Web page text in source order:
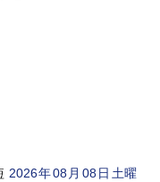
2026年08 月 08 日土曜